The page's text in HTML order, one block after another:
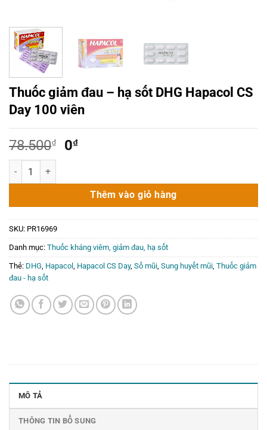
Thuốc giảm đau – hạ sốt DHG Hapacol CS
Day 100 viên
78.500₫
Giá
78.500₫.
0₫Giá
là:
0₫.
Thuốc giảm đau - hạ sốt DHG Hapacol CS Day 100 viên số lượng
Thêm vào giỏ hàng
SKU: PR16969
Danh mục: Thuốc kháng viêm, giảm đau, hạ sốt
Thẻ: DHG Hapacol Hapacol CS Day, Sổ mũi Sung huyết mũi Thuốc giảm
đau - hạ sốt
MÔ TẢ
THÔNG TIN BỔ SUNG